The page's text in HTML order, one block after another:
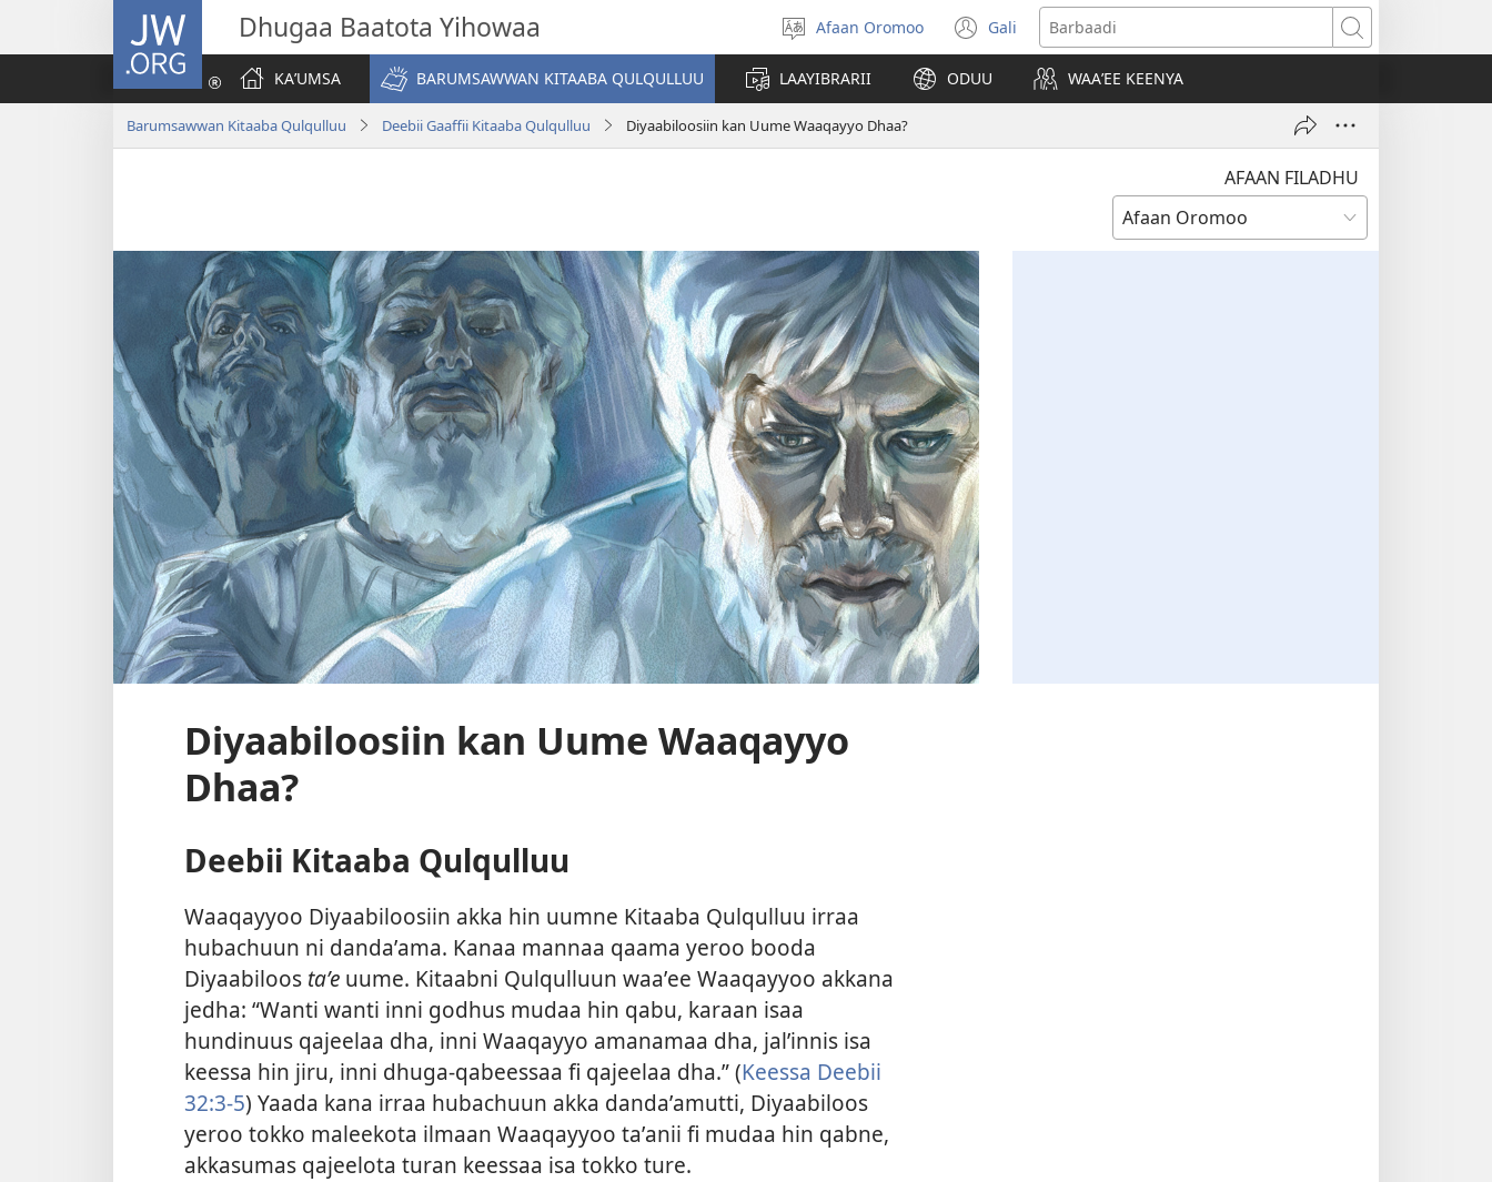
JW.ORG Dhugaa Baatota Yihowaa
Afaan
filadhu
Afaan Oromoo Gali
(opens
new
window)
Barbaadi
KAʼUMSA
BARUMSAWWAN KITAABA QULQULLUU LAAYIBRARII ODUU WAAʼEE KEENYA
Barumsawwan Kitaaba Qulqulluu Deebii Gaaffii Kitaaba Qulqulluu Diyaabiloosiin kan Uume Waaqayyo Dhaa?
AFAAN FILADHU
Diyaabiloosiin kan Uume Waaqayyo
Dhaa?
Deebii Kitaaba Qulqulluu
Waaqayyoo Diyaabiloosiin akka hin uumne Kitaaba Qulqulluu irraa
hubachuun ni dandaʼama. Kanaa mannaa qaama yeroo booda
Diyaabiloos taʼe uume. Kitaabni Qulqulluun waaʼee Waaqayyoo akkana
jedha: “Wanti wanti inni godhus mudaa hin qabu, karaan isaa
hundinuus qajeelaa dha, inni Waaqayyo amanamaa dha, jal’innis isa
keessa hin jiru, inni dhuga-qabeessaa fi qajeelaa dha.” (Keessa Deebii
32:3-5) Yaada kana irraa hubachuun akka dandaʼamutti, Diyaabiloos
yeroo tokko maleekota ilmaan Waaqayyoo taʼanii fi mudaa hin qabne,
akkasumas qajeelota turan keessaa isa tokko ture.